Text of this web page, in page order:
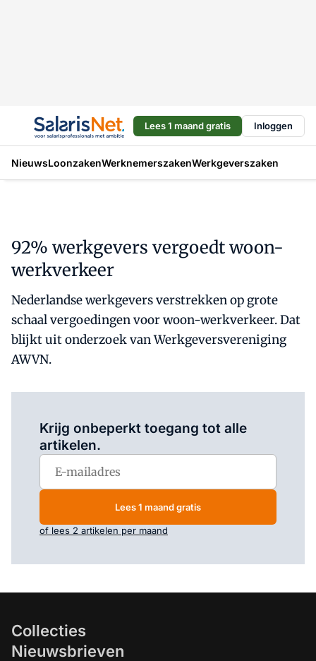
Lees 1 maand gratis Inloggen
NieuwsLoonzakenWerknemerszakenWerkgeverszaken
92% werkgevers vergoedt woon-
werkverkeer
Nederlandse werkgevers verstrekken op grote
schaal vergoedingen voor woon-werkverkeer. Dat
blijkt uit onderzoek van Werkgeversvereniging
AWVN.
Krijg onbeperkt toegang tot alle
artikelen.
Lees 1 maand gratis
of lees 2 artikelen per maand
Collecties
Nieuwsbrieven